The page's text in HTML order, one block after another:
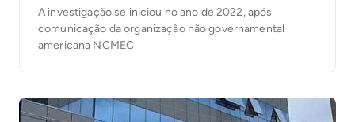
A investigação se iniciou no ano de 2022, após
comunicação da organização não governamental
americana NCMEC